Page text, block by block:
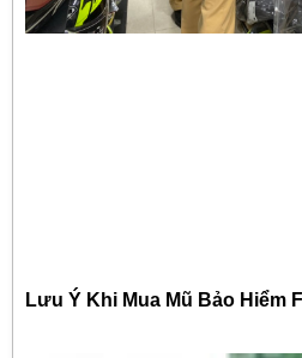
Lưu Ý Khi Mua Mũ Bảo Hiểm